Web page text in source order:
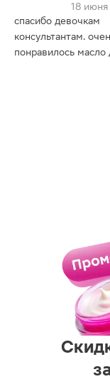
18 июня
спасибо девочкам
консультантам.
понравилось